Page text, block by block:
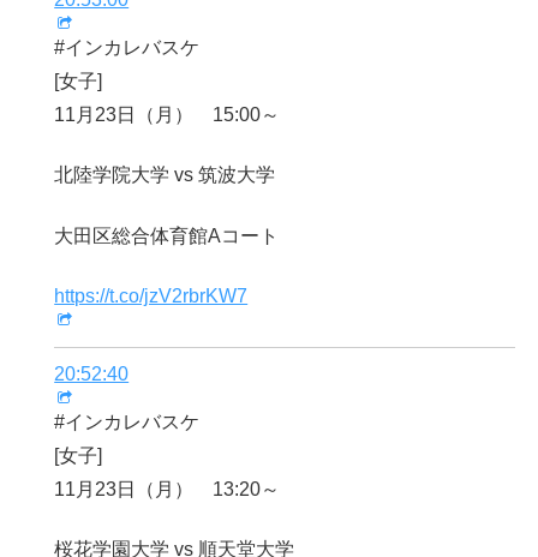
#インカレバスケ
[女子]
11月23日（月） 15:00～
北陸学院大学 vs 筑波大学
大田区総合体育館Aコート
https://t.co/jzV2rbrKW7
20:52:40
#インカレバスケ
[女子]
11月23日（月） 13:20～
桜花学園大学 vs 順天堂大学